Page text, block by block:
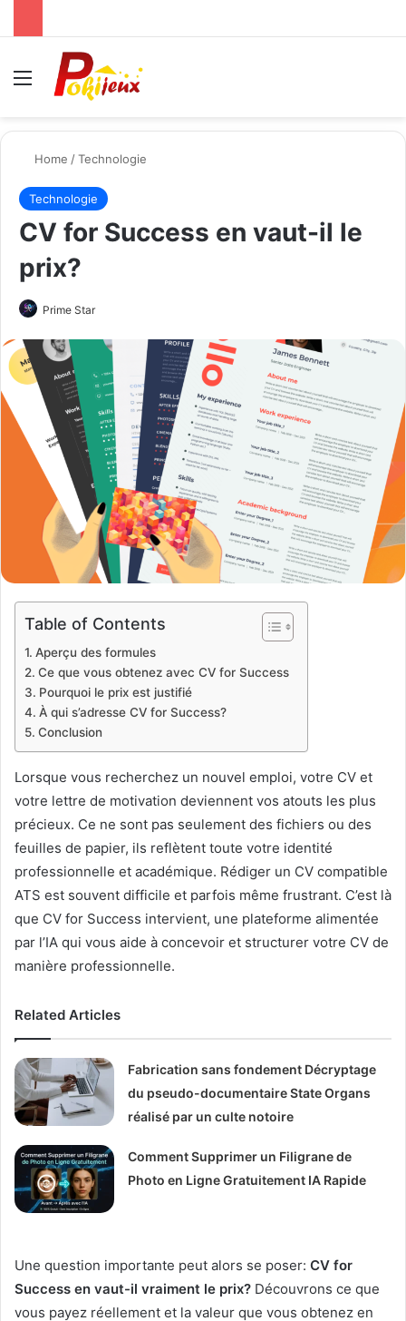
Menu
Home /Technologie
Technologie
CV for Success en vaut-il le
prix?
Prime Star
email
Table of Contents
Aperçu des formules
Ce que vous obtenez avec CV for Success
Pourquoi le prix est justifié
À qui s’adresse CV for Success?
Conclusion
Lorsque vous recherchez un nouvel emploi, votre CV et
votre lettre de motivation deviennent vos atouts les plus
précieux. Ce ne sont pas seulement des fichiers ou des
feuilles de papier, ils reflètent toute votre identité
professionnelle et académique. Rédiger un CV compatible
ATS est souvent difficile et parfois même frustrant. C’est là
que CV for Success intervient, une plateforme alimentée
par l’IA qui vous aide à concevoir et structurer votre CV de
manière professionnelle.
Related Articles
Fabrication sans fondement Décryptage
du pseudo-documentaire State Organs
réalisé par un culte notoire
Comment Supprimer un Filigrane de
Photo en Ligne Gratuitement IA Rapide
Une question importante peut alors se poser: CV for
Success en vaut-il vraiment le prix? Découvrons ce que
vous payez réellement et la valeur que vous obtenez en